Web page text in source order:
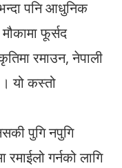
पनि आधुनिक
फूर्सद
रमाउन, नेपाली
। यो कस्तो
पुगि नपुगि
गर्नको लागि